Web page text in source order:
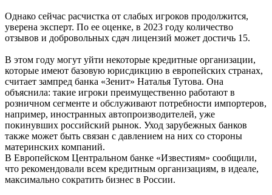
Однако сейчас расчистка от слабых игроков продолжится,
уверена эксперт. По ее оценке, в 2023 году количество
отзывов и добровольных сдач лицензий может достичь 15.
В этом году могут уйти некоторые кредитные организации,
которые имеют базовую юрисдикцию в европейских странах,
считает зампред банка «Зенит» Наталья Тутова. Она
объяснила: такие игроки преимущественно работают в
розничном сегменте и обслуживают потребности импортеров,
например, иностранных автопроизводителей, уже
покинувших российский рынок. Уход зарубежных банков
также может быть связан с давлением на них со стороны
материнских компаний.
В Европейском Центральном банке «Известиям» сообщили,
что рекомендовали всем кредитным организациям, в идеале,
максимально сократить бизнес в России.